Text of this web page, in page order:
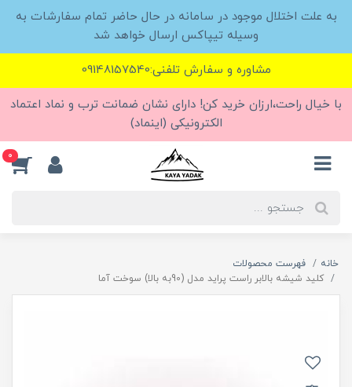
به علت اختلال موجود در سامانه در حال حاضر تمام سفارشات به
وسیله تیپاکس ارسال خواهد شد
مشاوره و سفارش تلفنی:09148157540
با خیال راحت،ارزان خرید کن! دارای نشان ضمانت ترب و نماد اعتماد
الکترونیکی (اینماد)
0
خانه
فهرست محصولات
کلید شیشه بالابر راست پراید مدل (90به بالا) سوخت آما